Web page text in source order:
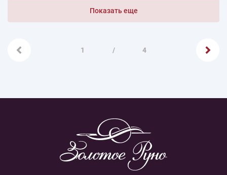
Показать еще
1 / 4